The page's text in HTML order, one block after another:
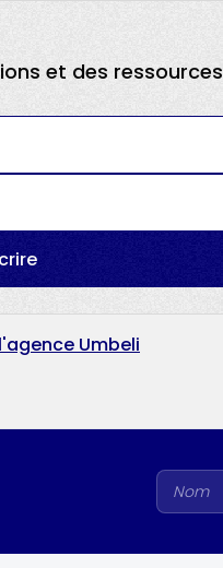
et des ressources
Umbeli